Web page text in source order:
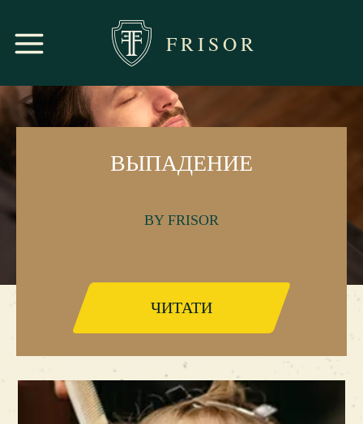
FRISOR
ВЫПАДЕНИЕ
BY FRISOR
ЧИТАТИ